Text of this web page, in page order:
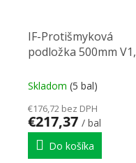
IF-Protišmyková
podložka 500mm V1,
Skladom (5 bal)
€176,72 bez DPH
€217,37 / bal
Do košíka